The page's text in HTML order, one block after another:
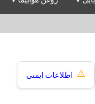
⚠️ اطلاعات ایمنی